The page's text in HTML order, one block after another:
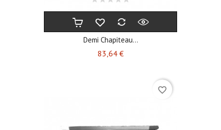
Demi Chapiteau...
83,64 €Prix
favorite_border